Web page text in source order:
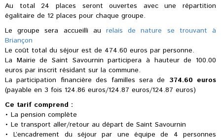
Au total 24 places seront ouvertes avec une répartition
égalitaire de 12 places pour chaque groupe.
Le groupe sera accueilli au relais de nature se trouvant à
Briançon
Le coût total du séjour est de 474.60 euros par personne.
La Mairie de Saint Savournin participera à hauteur de 100.00
euros par inscrit résidant sur la commune.
La participation financière des familles sera de 374.60 euros
(payable en 3 fois 124.86 euros/124.87 euros/124.87 euros)
Ce tarif comprend :
• La pension complète
• Le transport aller/retour au départ de Saint Savournin
• L’encadrement du séjour par une équipe de 4 personnes